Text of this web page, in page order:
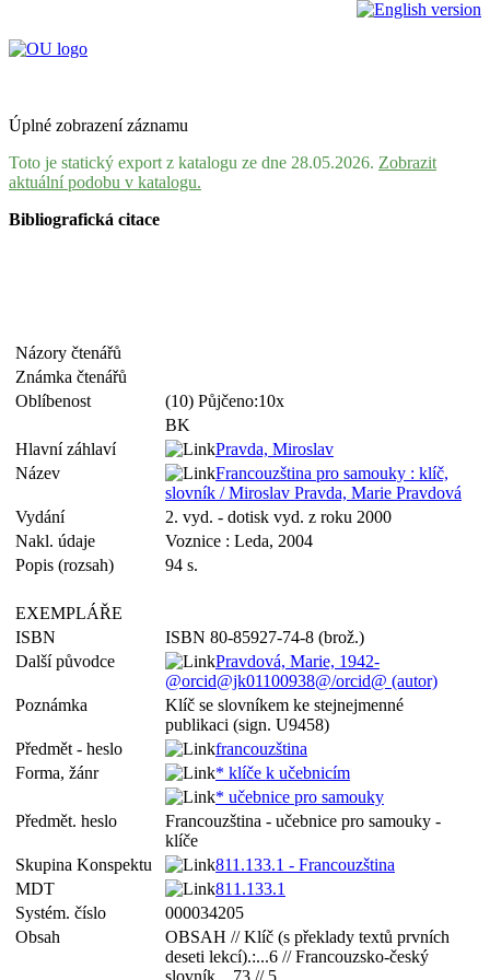
Úplné zobrazení záznamu
Toto je statický export z katalogu ze dne 28.05.2026. Zobrazit
aktuální podobu v katalogu.
Bibliografická citace
Názory čtenářů
Známka čtenářů
Oblíbenost
(10) Půjčeno:10x
BK
Hlavní záhlaví
Pravda, Miroslav
Název
Francouzština pro samouky : klíč,
slovník / Miroslav Pravda, Marie Pravdová
Vydání
2. vyd. - dotisk vyd. z roku 2000
Nakl. údaje
Voznice : Leda, 2004
Popis (rozsah)
94 s.
EXEMPLÁŘE
ISBN
ISBN 80-85927-74-8 (brož.)
Další původce
Pravdová, Marie, 1942-
@orcid@jk01100938@/orcid@ (autor)
Poznámka
Klíč se slovníkem ke stejnejmenné
publikaci (sign. U9458)
Předmět - heslo
francouzština
Forma, žánr
* klíče k učebnicím
* učebnice pro samouky
Předmět. heslo
Francouzština - učebnice pro samouky -
klíče
Skupina Konspektu
811.133.1 - Francouzština
MDT
811.133.1
Systém. číslo
000034205
Obsah
OBSAH // Klíč (s překlady textů prvních
deseti lekcí).:...6 // Francouzsko-český
slovník ...73 // 5